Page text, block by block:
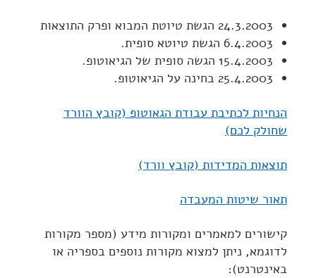
24.3.2003 הגשת טיוטת המבוא ופרק התוצאות
6.4.2003 הגשת טיוטא סופית.
15.4.2003 הגשה סופית של הגיאוטופ.
25.4.2003 בחינה על הגיאוטופ.
הנחיות לכתיבת עבודת הגאוטופ (קובץ הוורד
שחולק לכם)
תוצאות המדידות (קובץ וורד)
תאור שיטות המעבדה
קישורים למאמרים ומקורות מידע (מספר מקורות
לדוגמא, ניתן למצוא מקורות נוספים בספריה או
באינטרנט):